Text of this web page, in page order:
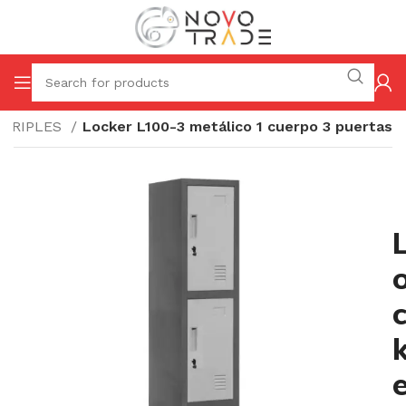
TRIPLES Locker L100-3 metálico 1 cuerpo 3 puertas
c